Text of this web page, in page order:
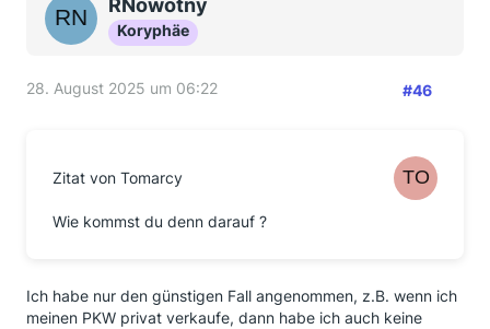
RNowotny
Koryphäe
28. August 2025 um 06:22 #46
Zitat von Tomarcy
Wie kommst du denn darauf ?
Ich habe nur den günstigen Fall angenommen, z.B. wenn ich
meinen PKW privat verkaufe, dann habe ich auch keine